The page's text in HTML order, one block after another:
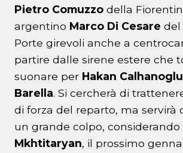
Pietro Comuzzo della
argentino Marco Di Cesare del
Porte girevoli anche a
partire dalle sirene estere che
suonare per Hakan
Barella. Si cercherà di
di forza del reparto, ma servirà
un grande colpo, considerando
Mkhtitaryan, il prossimo